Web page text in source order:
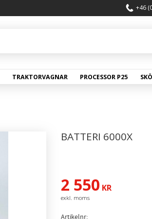
+46
TRAKTORVAGNAR PROCESSOR P25
BATTERI 6000X
2 550 KR
Artikelnr